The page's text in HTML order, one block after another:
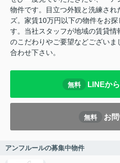
物件です。目立つ外観と洗練さ
ズ。家賃10万円以下の物件をお
す。当社スタッフが地域の賃貸
のこだわりやご要望などござい
合わせ下さい。
無料 LINEか
無料 お
アンフルールの募集中物件